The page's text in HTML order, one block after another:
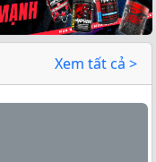
Xem tất cả >